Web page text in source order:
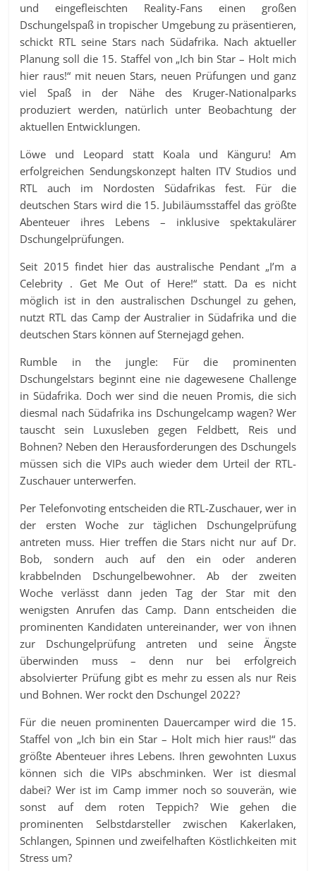
und eingefleischten Reality-Fans einen großen
Dschungelspaß in tropischer Umgebung zu präsentieren,
schickt RTL seine Stars nach Südafrika. Nach aktueller
Planung soll die 15. Staffel von „Ich bin Star – Holt mich
hier raus!“ mit neuen Stars, neuen Prüfungen und ganz
viel Spaß in der Nähe des Kruger-Nationalparks
produziert werden, natürlich unter Beobachtung der
aktuellen Entwicklungen.
Löwe und Leopard statt Koala und Känguru! Am
erfolgreichen Sendungskonzept halten ITV Studios und
RTL auch im Nordosten Südafrikas fest. Für die
deutschen Stars wird die 15. Jubiläumsstaffel das größte
Abenteuer ihres Lebens – inklusive spektakulärer
Dschungelprüfungen.
Seit 2015 findet hier das australische Pendant „I’m a
Celebrity . Get Me Out of Here!“ statt. Da es nicht
möglich ist in den australischen Dschungel zu gehen,
nutzt RTL das Camp der Australier in Südafrika und die
deutschen Stars können auf Sternejagd gehen.
Rumble in the jungle: Für die prominenten
Dschungelstars beginnt eine nie dagewesene Challenge
in Südafrika. Doch wer sind die neuen Promis, die sich
diesmal nach Südafrika ins Dschungelcamp wagen? Wer
tauscht sein Luxusleben gegen Feldbett, Reis und
Bohnen? Neben den Herausforderungen des Dschungels
müssen sich die VIPs auch wieder dem Urteil der RTL-
Zuschauer unterwerfen.
Per Telefonvoting entscheiden die RTL-Zuschauer, wer in
der ersten Woche zur täglichen Dschungelprüfung
antreten muss. Hier treffen die Stars nicht nur auf Dr.
Bob, sondern auch auf den ein oder anderen
krabbelnden Dschungelbewohner. Ab der zweiten
Woche verlässt dann jeden Tag der Star mit den
wenigsten Anrufen das Camp. Dann entscheiden die
prominenten Kandidaten untereinander, wer von ihnen
zur Dschungelprüfung antreten und seine Ängste
überwinden muss – denn nur bei erfolgreich
absolvierter Prüfung gibt es mehr zu essen als nur Reis
und Bohnen. Wer rockt den Dschungel 2022?
Für die neuen prominenten Dauercamper wird die 15.
Staffel von „Ich bin ein Star – Holt mich hier raus!“ das
größte Abenteuer ihres Lebens. Ihren gewohnten Luxus
können sich die VIPs abschminken. Wer ist diesmal
dabei? Wer ist im Camp immer noch so souverän, wie
sonst auf dem roten Teppich? Wie gehen die
prominenten Selbstdarsteller zwischen Kakerlaken,
Schlangen, Spinnen und zweifelhaften Köstlichkeiten mit
Stress um?